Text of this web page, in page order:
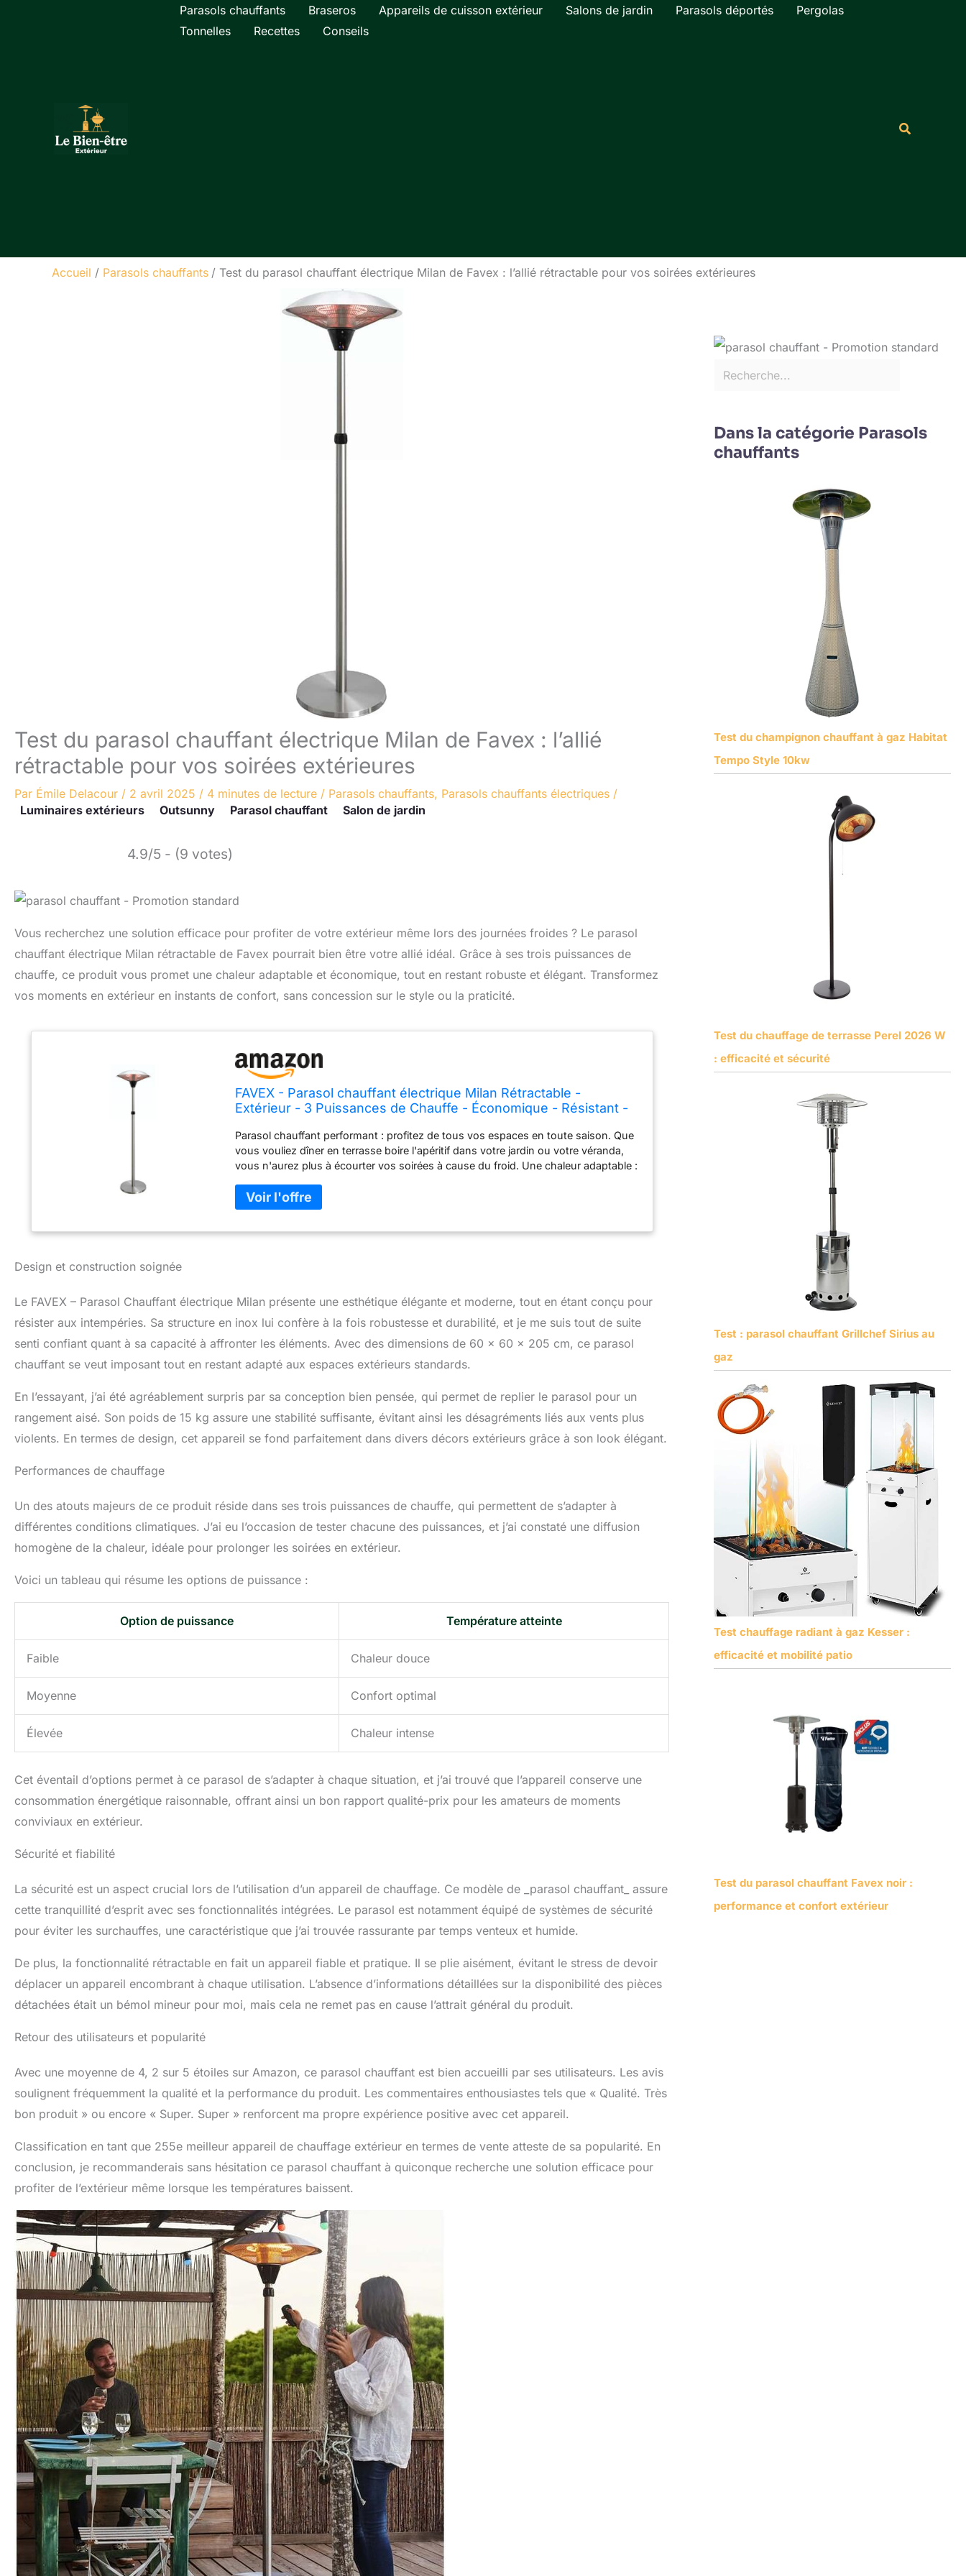
Parasols chauffants Braseros Appareils de cuisson extérieur Salons de jardin Parasols déportés
Pergolas
Tonnelles
Recettes Conseils
Accueil Parasols chauffants Test du parasol chauffant électrique Milan de Favex : l’allié rétractable pour vos soirées extérieures
Test du parasol chauffant électrique Milan de Favex : l’allié
rétractable pour vos soirées extérieures
Par Émile Delacour / 2 avril 2025 / 4 minutes de lecture / Parasols chauffants, Parasols chauffants électriques /
Luminaires extérieurs
Outsunny Parasol chauffant Salon de jardin
4.9/5 - (9 votes)
Vous recherchez une solution efficace pour profiter de votre extérieur même lors des journées froides ? Le parasol
chauffant électrique Milan rétractable de Favex pourrait bien être votre allié idéal. Grâce à ses trois puissances de
chauffe, ce produit vous promet une chaleur adaptable et économique, tout en restant robuste et élégant. Transformez
vos moments en extérieur en instants de confort, sans concession sur le style ou la praticité.
FAVEX - Parasol chauffant électrique Milan Rétractable -
Extérieur - 3 Puissances de Chauffe - Économique - Résistant -
Parasol chauffant performant : profitez de tous vos espaces en toute saison. Que
vous vouliez dîner en terrasse boire l'apéritif dans votre jardin ou votre véranda,
vous n'aurez plus à écourter vos soirées à cause du froid. Une chaleur adaptable :
chaleur idéale jusqu'à 8 m2 autour du parasol. Le minuteur vous permet de
programmer le temps de chauffe de 30 à 90 minutes. Une utilisation économique
pour la qualité et la fiabilité de ses produits, Favex est la référence experte dans
l'univers du confort pour la maison et le jardin.
Design et construction soignée
Le FAVEX – Parasol Chauffant électrique Milan présente une esthétique élégante et moderne, tout en étant conçu pour
résister aux intempéries. Sa structure en inox lui confère à la fois robustesse et durabilité, et je me suis tout de suite
senti confiant quant à sa capacité à affronter les éléments. Avec des dimensions de 60 x 60 x 205 cm, ce parasol
chauffant se veut imposant tout en restant adapté aux espaces extérieurs standards.
En l’essayant, j’ai été agréablement surpris par sa conception bien pensée, qui permet de replier le parasol pour un
rangement aisé. Son poids de 15 kg assure une stabilité suffisante, évitant ainsi les désagréments liés aux vents plus
violents. En termes de design, cet appareil se fond parfaitement dans divers décors extérieurs grâce à son look élégant.
Performances de chauffage
Un des atouts majeurs de ce produit réside dans ses trois puissances de chauffe, qui permettent de s’adapter à
différentes conditions climatiques. J’ai eu l’occasion de tester chacune des puissances, et j’ai constaté une diffusion
homogène de la chaleur, idéale pour prolonger les soirées en extérieur.
Voici un tableau qui résume les options de puissance :
Option de puissance Température atteinte
Faible Chaleur douce
Moyenne Confort optimal
Élevée Chaleur intense
Cet éventail d’options permet à ce parasol de s’adapter à chaque situation, et j’ai trouvé que l’appareil conserve une
consommation énergétique raisonnable, offrant ainsi un bon rapport qualité-prix pour les amateurs de moments
conviviaux en extérieur.
Sécurité et fiabilité
La sécurité est un aspect crucial lors de l’utilisation d’un appareil de chauffage. Ce modèle de _parasol chauffant_ assure
cette tranquillité d’esprit avec ses fonctionnalités intégrées. Le parasol est notamment équipé de systèmes de sécurité
pour éviter les surchauffes, une caractéristique que j’ai trouvée rassurante par temps venteux et humide.
De plus, la fonctionnalité rétractable en fait un appareil fiable et pratique. Il se plie aisément, évitant le stress de devoir
déplacer un appareil encombrant à chaque utilisation. L’absence d’informations détaillées sur la disponibilité des pièces
détachées était un bémol mineur pour moi, mais cela ne remet pas en cause l’attrait général du produit.
Retour des utilisateurs et popularité
Avec une moyenne de 4, 2 sur 5 étoiles sur Amazon, ce parasol chauffant est bien accueilli par ses utilisateurs. Les avis
soulignent fréquemment la qualité et la performance du produit. Les commentaires enthousiastes tels que « Qualité. Très
bon produit » ou encore « Super. Super » renforcent ma propre expérience positive avec cet appareil.
Classification en tant que 255e meilleur appareil de chauffage extérieur en termes de vente atteste de sa popularité. En
conclusion, je recommanderais sans hésitation ce parasol chauffant à quiconque recherche une solution efficace pour
profiter de l’extérieur même lorsque les températures baissent.
Rechercher
Dans la catégorie Parasols
chauffants
Test du champignon chauffant à gaz Habitat
Tempo Style 10kw
Test du chauffage de terrasse Perel 2026 W
: efficacité et sécurité
Test : parasol chauffant Grillchef Sirius au
gaz
Test chauffage radiant à gaz Kesser :
efficacité et mobilité patio
Test du parasol chauffant Favex noir :
performance et confort extérieur